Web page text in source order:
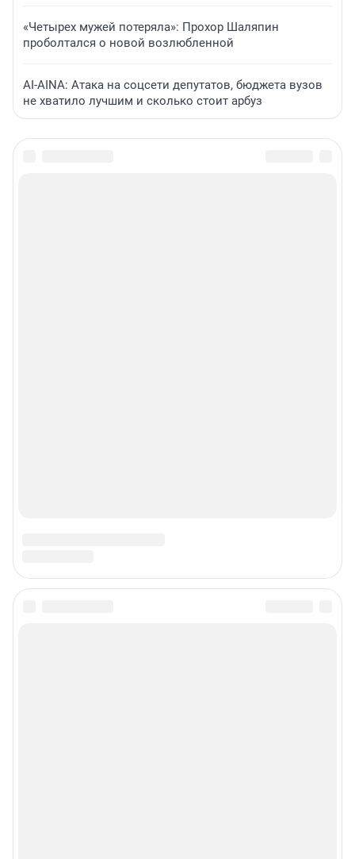
«Четырех мужей потеряла»: Прохор Шаляпин
проболтался о новой возлюбленной
AI-AINA: Атака на соцсети депутатов, бюджета вузов
не хватило лучшим и сколько стоит арбуз